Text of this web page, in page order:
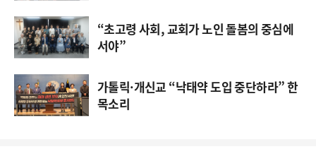
“초고령 사회, 교회가 노인 돌봄의 중심에
서야”
가톨릭·개신교 “낙태약 도입 중단하라” 한
목소리